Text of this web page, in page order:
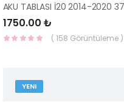
1750.00 ₺
( 158 Görüntüleme )
YENI